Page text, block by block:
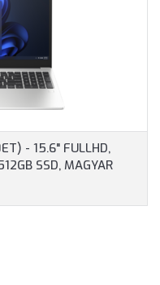
PROFESSIONAL, 3 ÉV
GARANCIA, EZÜST
SZÍNBEN
- 15.6" FULLHD,
SSD, MAGYAR
3 ÉV GARANCIA,